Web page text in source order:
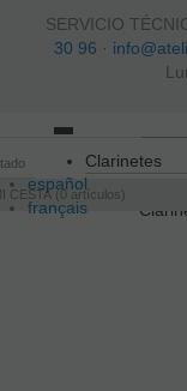
SERVICIO
30 96 ·
español
français
CESTA 0 artículos
navigation
Clarinetes